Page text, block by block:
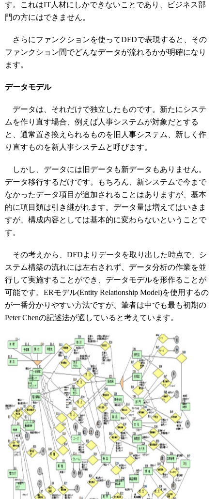
す。これはIT人材にしかできないことであり、ビジネス部
門の方にはできません。
さらにファンクションを使ってDFDで表現すると、その
ファンクション間でどんなデータが流れるかが明確になり
ます。
データモデル
データは、それだけで独立したものです。新たにシステ
ムを作り直す場合、例えば人事システムが対象だとする
と、通常置き換えられるものを旧人事システム、新しく作
り直すものを新人事システムと呼びます。
しかし、データには旧データも新データもありません。
データ移行するだけです。もちろん、新システムで今まで
なかったデータ項目が追加されることはありますが、基本
的に項目類は引き継がれます。データ量は増えてはいきま
すが、構成内容としては基本的に変わらないということで
す。
その考えから、DFDよりデータを取り出した時点で、シ
ステム構築の流れには左右されず、データ分析の作業を並
行して実施することができ、データモデルを形作ることが
可能です。ERモデル(Entity Relationship Model)を使用するの
が一番分かりやすい方法ですが、筆者は中でも最も初期の
Peter Chenの記述法が適していると考えています。